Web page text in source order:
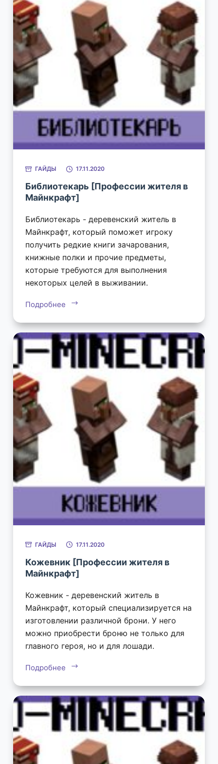
ГАЙДЫ 17.11.2020
Библиотекарь [Профессии жителя в
Майнкрафт]
Библиотекарь - деревенский житель в
Майнкрафт, который поможет игроку
получить редкие книги зачарования,
книжные полки и прочие предметы,
которые требуются для выполнения
некоторых целей в выживании.
Подробнее
ГАЙДЫ 17.11.2020
Кожевник [Профессии жителя в
Майнкрафт]
Кожевник - деревенский житель в
Майнкрафт, который специализируется на
изготовлении различной брони. У него
можно приобрести броню не только для
главного героя, но и для лошади.
Подробнее